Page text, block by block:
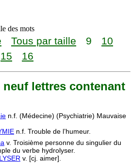
des mots
Tous par taille 9
10
15 16
neuf lettres contenant
n.f. (Médecine) (Psychiatrie) Mauvaise
n.f. Trouble de l’humeur.
v. Troisième personne du singulier du
du verbe hydrolyser.
v. [cj. aimer].